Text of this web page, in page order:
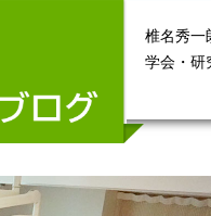
椎名秀一
学会・研